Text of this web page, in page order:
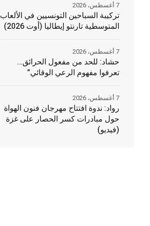
تركيبة السباحين التونسيين في الألعاب
المتوسطية تارنتو إيطاليا (أوت 2026)
7 أغسطس، 2026
حشاد: للحد من مفعول الحرائق…
تعرفوا مفهوم الرعي الوقائي”
7 أغسطس، 2026
رواد: ندوة افتتاح مهرجان فنون الهواة
حول مبادرات كسر الحصار على غزة
(فيديو)
7 أغسطس، 2026